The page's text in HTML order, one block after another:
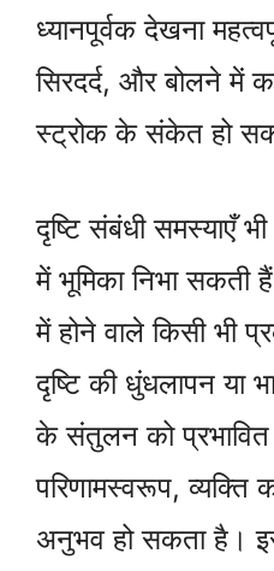
ध्यानपूर्वक देखना
सिरदर्द, और बोलने में
स्ट्रोक के संकेत हो
दृष्टि संबंधी समस्याएँ
में भूमिका निभा
में होने वाले किसी भी
दृष्टि की धुंधलापन या
के संतुलन को
परिणामस्वरूप,
अनुभव हो सकता है।